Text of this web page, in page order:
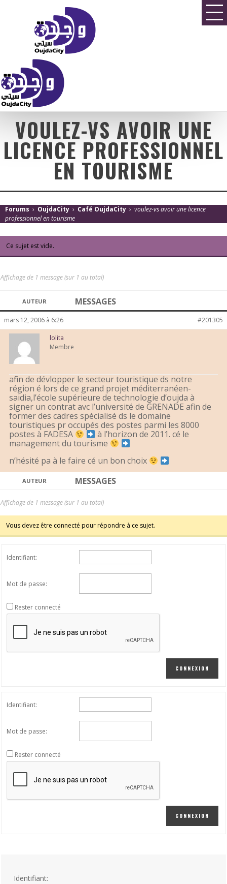
VOULEZ-VS AVOIR UNE
LICENCE PROFESSIONNEL
EN TOURISME
Forums › OujdaCity › Café OujdaCity › voulez-vs avoir une licence
professionnel en tourisme
Ce sujet est vide.
Affichage de 1 message (sur 1 au total)
AUTEUR MESSAGES
mars 12, 2006 à 6:26 #201305
lolita
Membre
afin de dévlopper le secteur touristique ds notre
région é lors de ce grand projet méditerranéen-
saidia,l’école supérieure de technologie d’oujda à
signer un contrat avc l’université de GRENADE afin de
former des cadres spécialisé ds le domaine
touristiques pr occupés des postes parmi les 8000
postes à FADESA
à l’horizon de 2011. cé le
management du tourisme
n’hésité pa à le faire cé un bon choix
AUTEUR MESSAGES
Affichage de 1 message (sur 1 au total)
Vous devez être connecté pour répondre à ce sujet.
Identifiant:
Mot de passe:
Rester connecté
CONNEXION
Identifiant:
Mot de passe:
Rester connecté
CONNEXION
Identifiant: